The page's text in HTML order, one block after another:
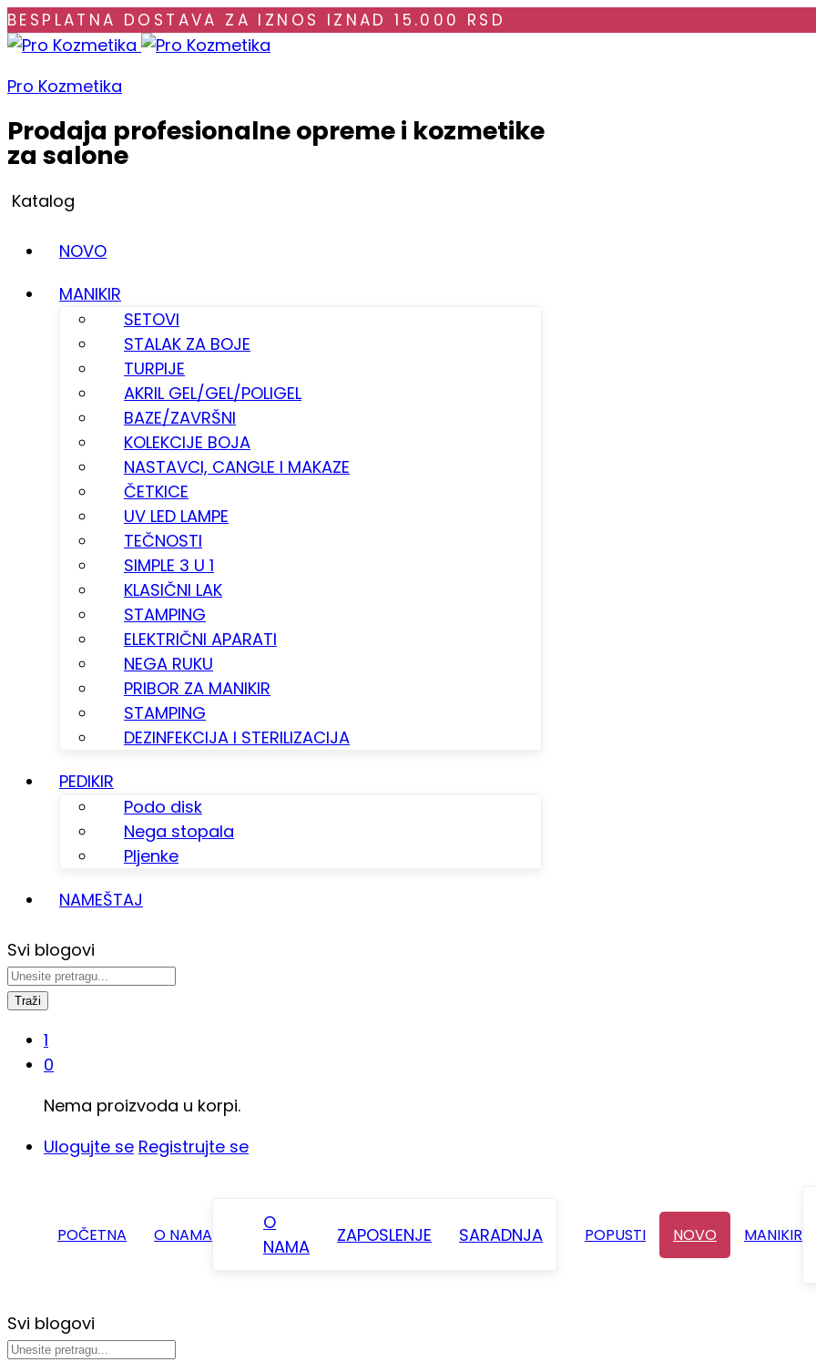
BESPLATNA DOSTAVA ZA IZNOS IZNAD 15.000 RSD
Pro Kozmetika
Prodaja profesionalne opreme i kozmetike
za salone
Katalog
NOVO
MANIKIR
SETOVI
STALAK ZA BOJE
TURPIJE
AKRIL GEL/GEL/POLIGEL
BAZE/ZAVRŠNI
KOLEKCIJE BOJA
NASTAVCI, CANGLE I MAKAZE
ČETKICE
UV LED LAMPE
TEČNOSTI
SIMPLE 3 U 1
KLASIČNI LAK
STAMPING
ELEKTRIČNI APARATI
NEGA RUKU
PRIBOR ZA MANIKIR
STAMPING
DEZINFEKCIJA I STERILIZACIJA
PEDIKIR
Podo disk
Nega stopala
Pljenke
NAMEŠTAJ
Svi blogovi
Traži
1
0
Nema proizvoda u korpi.
Ulogujte se Registrujte se
POČETNA O NAMA
O
NAMA
ZAPOSLENJE SARADNJA POPUSTI NOVO MANIKIR
Svi blogovi